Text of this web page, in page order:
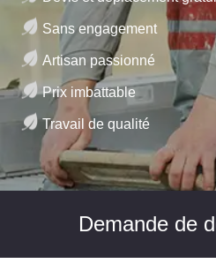
Sans engagement
Artisan passionné
Prix imbattable
Travail de qualité
Demande de